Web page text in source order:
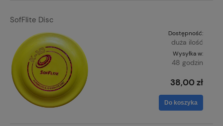
SofFlite Disc
Dostępność:
duża ilość
Wysyłka w:
48 godzin
38,00 zł
Do koszyka